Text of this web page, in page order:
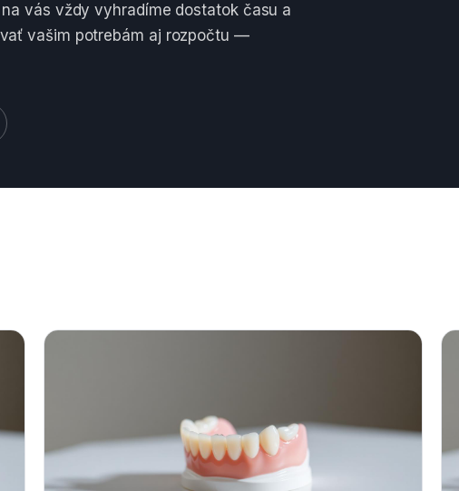
vás vždy vyhradíme dostatok času a
vašim potrebám aj rozpočtu —